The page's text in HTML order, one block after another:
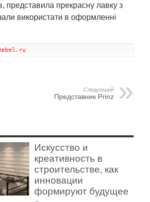
представила прекрасну лавку з
використати в оформленні
Следующий
Представник Prinz
Искусство и
креативность в
строительстве, как
инновации
формируют будущее